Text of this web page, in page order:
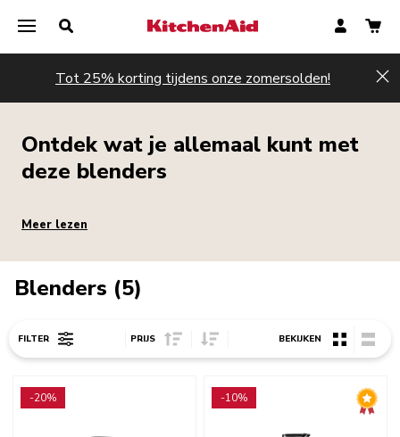
Tot 25% korting tijdens onze zomersolden!
Ontdek wat je allemaal kunt met
deze blenders
Meer lezen
Blenders (5)
FILTER PRIJS Sort Price ascending
Sort Price descending
BEKIJKEN
-20% -10%